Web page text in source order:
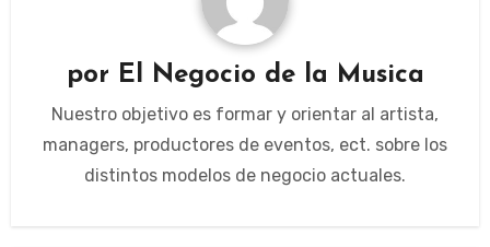
por El Negocio de la Musica
Nuestro objetivo es formar y orientar al artista,
managers, productores de eventos, ect. sobre los
distintos modelos de negocio actuales.